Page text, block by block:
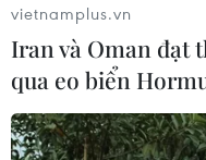
vietnamplus.vn
Iran và Oman đạt
qua eo biển